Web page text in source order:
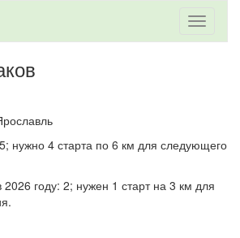
Toggle
нужно 4 старта по 6 км для следующего
году: 2; нужен 1 старт на 3 км для